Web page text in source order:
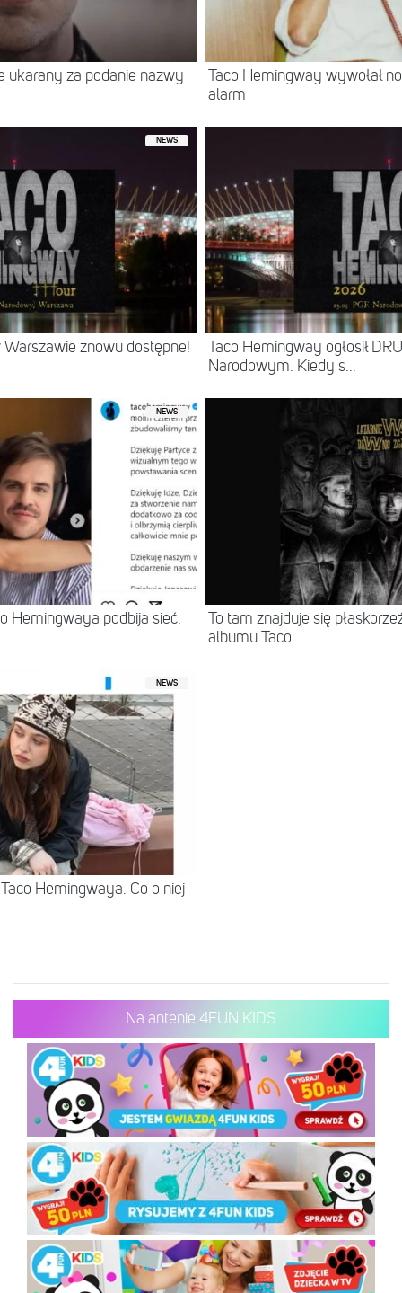
ukarany za podanie nazwy
Taco Hemingway wywołał
alarm
NEWS
znowu dostępne!
Taco Hemingway ogłosił
Narodowym. Kiedy s...
NEWS
Hemingwaya podbija sieć.
To tam znajduje się
albumu Taco...
NEWS
Hemingwaya. Co o niej
Na antenie 4FUN KIDS